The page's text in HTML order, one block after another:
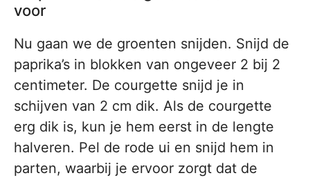
voor
Nu gaan we de groenten snijden. Snijd de
paprika’s in blokken van ongeveer 2 bij 2
centimeter. De courgette snijd je in
schijven van 2 cm dik. Als de courgette
erg dik is, kun je hem eerst in de lengte
halveren. Pel de rode ui en snijd hem in
parten, waarbij je ervoor zorgt dat de